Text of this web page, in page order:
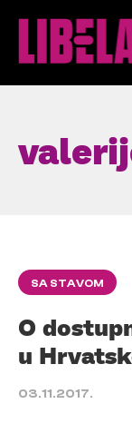
SA STAVOM
O
u
03.11.2017.